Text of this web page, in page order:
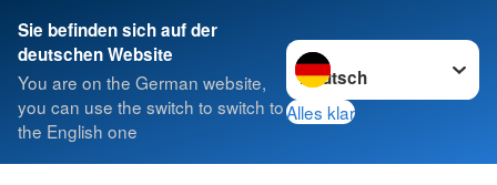
Sie befinden sich auf der
deutschen Website
You are on the German website,
you can use the switch to switch to
the English one
Sprache wechseln zu
Alles klar